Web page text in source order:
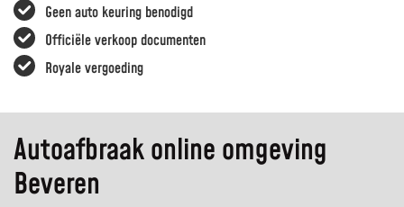
Geen auto keuring benodigd
Officiële verkoop documenten
Royale vergoeding
Autoafbraak online omgeving
Beveren